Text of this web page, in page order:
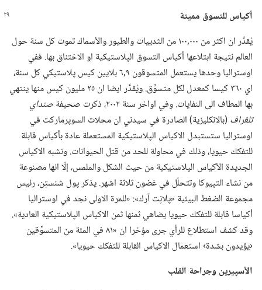
أكياس للتسوق مميتة
يُقدَّر ان اكثر من ٠٠٠‏,١٠٠ من الثدييات والطيور والأسماك تموت كل سنة حول
العالم نتيجة ابتلاعها أكياس التسوق الپلاستيكية او الاختناق بها.‏ ففي
اوستراليا وحدها يستعمل المتسوقون ٩‏,٦ بلايين كيس پلاستيكي كل سنة،‏
اي ٣٦٠ كيسا كمعدل لكل متسوِّق.‏ ويُقدَّر ايضا ان ٢٥ مليون كيس منها ينتهي
بها المطاف الى النفايات.‏ وفي اواخر سنة ٢٠٠٢،‏ ذكرت صحيفة
صنداي
تلڠراف‏(‏بالانكليزية)‏ الصادرة في سيدني ان محلات السوپرماركت في
اوستراليا ستستبدل الاكياس الپلاستيكية المستعملة عادة بأكياس قابلة
للتفكك حيويا،‏ وذلك في محاولة للحد من قتل الحيوانات.‏ وتشبه الاكياس
الجديدة الأكياس الپلاستيكية من حيث الشكل والملمس،‏ إلّا انها مصنوعة
من نشاء التپيوكا وتتحلّل في غضون ثلاثة اشهر.‏ يذكر پول شنستِن،‏ رئيس
مجموعة الضغط البيئية «پلانِت آرك»:‏ «للمرة الاولى نجد في اوستراليا
أكياسا قابلة للتفكك حيويا يضاهي ثمنها ثمن الاكياس الپلاستيكية العادية».‏
وقد كشف استطلاع للرأي جرى مؤخرا ان «٨١ في المئة من المتسوِّقين
‹يؤيدون بشدة› استعمال الاكياس القابلة للتفكك حيويا».‏
الأسپيرين وجراحة القلب